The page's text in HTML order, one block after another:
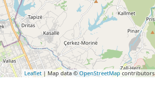
Leaflet | Map data ©OpenStreetMapcontributors